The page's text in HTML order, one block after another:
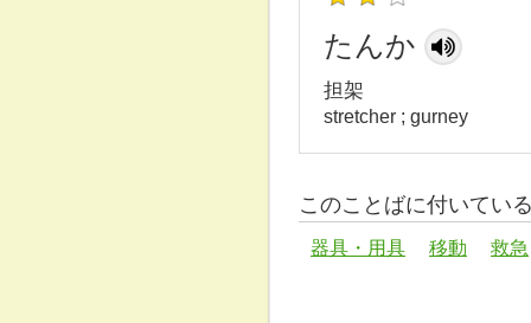
たんか
担架
stretcher ; gurney
このことばに付いてい
器具・用具 移動 救急